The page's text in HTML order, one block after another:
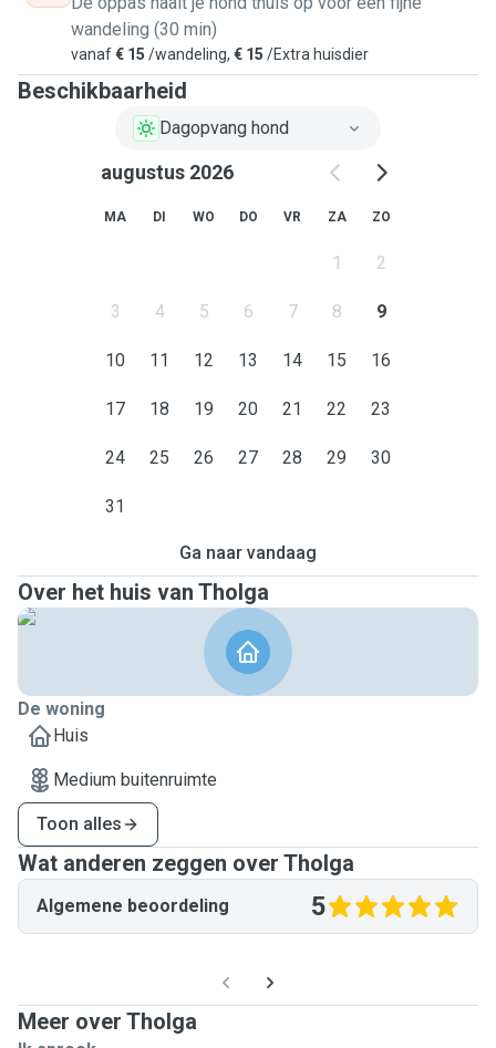
wandeling (30 min)
vanaf€ 15 /wandeling, € 15 /Extra huisdier
Beschikbaarheid
Dagopvang hond
augustus 2026
MA DI WO DO VR ZA ZO
1 2
3 4 5 6 7 8 9
10 11 12 13 14 15 16
17 18 19 20 21 22 23
24 25 26 27 28 29 30
31
Ga naar vandaag
Over het huis van Tholga
De woning
Huis
Medium buitenruimte
Toon alles
Wat anderen zeggen over Tholga
Algemene beoordeling 5
Meer over Tholga